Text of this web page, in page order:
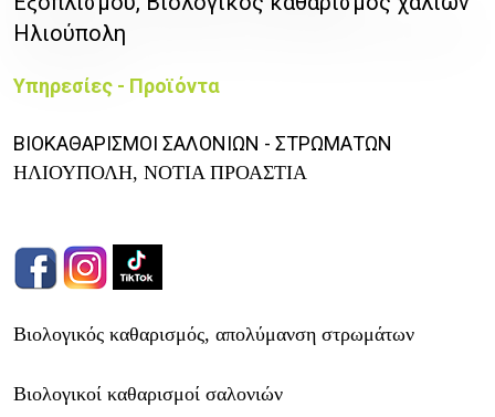
Ηλιούπολη
Υπηρεσίες - Προϊόντα
ΒΙΟΚΑΘΑΡΙΣΜΟΙ ΣΑΛΟΝΙΩΝ - ΣΤΡΩΜΑΤΩΝ
ΗΛΙΟΥΠΟΛΗ, ΝΟΤΙΑ ΠΡΟΑΣΤΙΑ
Βιολογικός καθαρισμός, απολύμανση στρωμάτων
Βιολογικοί καθαρισμοί σαλονιών